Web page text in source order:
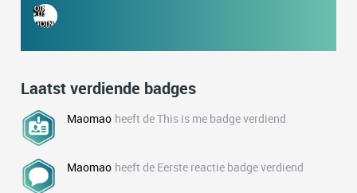
Laatst verdiende badges
Maomao heeft de This is me badge verdiend
Maomao heeft de Eerste reactie badge verdiend